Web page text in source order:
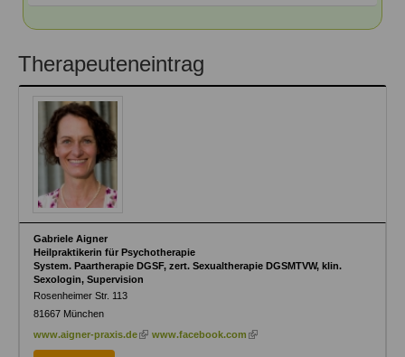
Therapeuteneintrag
Gabriele Aigner
Heilpraktikerin für Psychotherapie
System. Paartherapie DGSF, zert. Sexualtherapie DGSMTVW, klin.
Sexologin, Supervision
Rosenheimer Str. 113
81667 München
www.aigner-praxis.de (linkwww.facebook.com (link